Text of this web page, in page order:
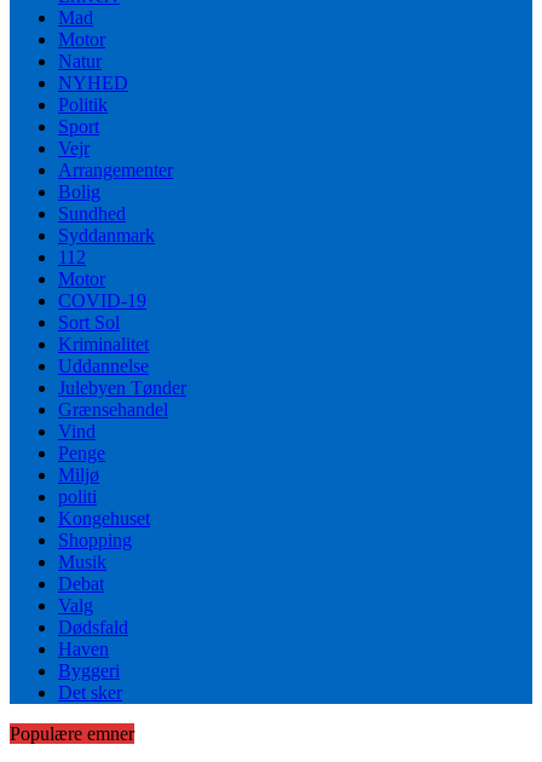
Mad
Motor
Natur
NYHED
Politik
Sport
Vejr
Arrangementer
Bolig
Sundhed
Syddanmark
112
Motor
COVID-19
Sort Sol
Kriminalitet
Uddannelse
Julebyen Tønder
Grænsehandel
Vind
Penge
Miljø
politi
Kongehuset
Shopping
Musik
Debat
Valg
Dødsfald
Haven
Byggeri
Det sker
Populære emner